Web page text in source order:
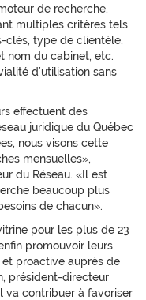
de recherche,
multiples critères tels
clés, type de clientèle,
nom du cabinet, etc.
d’utilisation sans
effectuent des
juridique du Québec
nous visons cette
mensuelles»,
du Réseau. «Il est
beaucoup plus
de chacun».
pour les plus de 23
promouvoir leurs
proactive auprès de
président-directeur
va contribuer à favoriser